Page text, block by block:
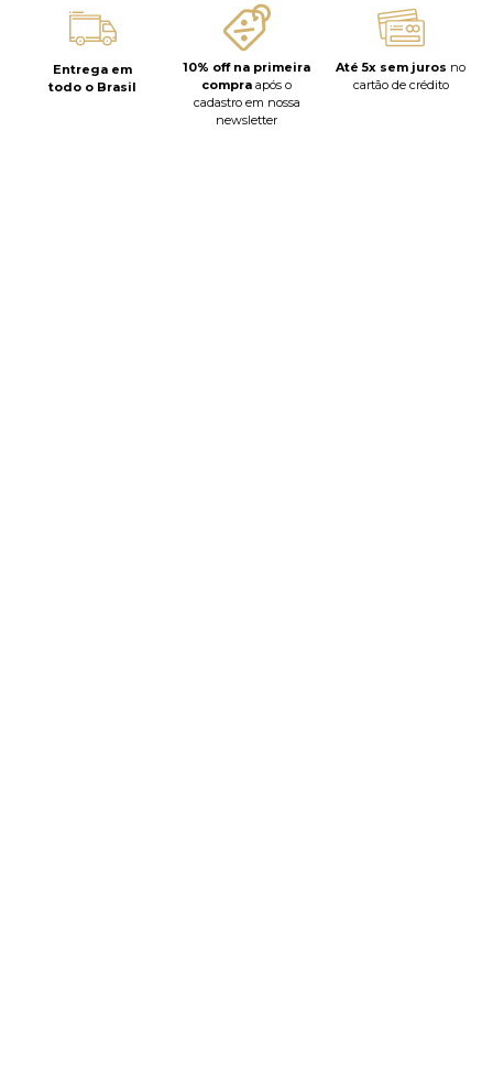
Entrega em
todo o Brasil
10% off na primeira
compra após o
cadastro em nossa
newsletter
Até 5x sem juros no
cartão de crédito